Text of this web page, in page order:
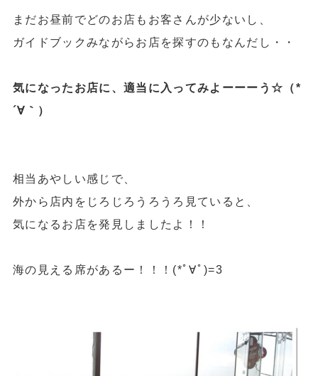
まだお昼前でどのお店もお客さんが少ないし、
ガイドブックみながらお店を探すのもなんだし・・
気になったお店に、適当に入ってみよーーーう☆（*
´∀｀）
相当あやしい感じで、
外から店内をじろじろうろうろ見ていると、
気になるお店を発見しましたよ！！
海の見える席があるー！！！(*ﾟ∀ﾟ)=3